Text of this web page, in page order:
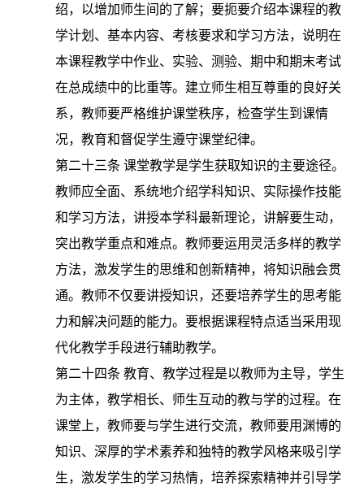
绍，以增加师生间的了解；要扼要介绍本课程的教
学计划、基本内容、考核要求和学习方法，说明在
本课程教学中作业、实验、测验、期中和期末考试
在总成绩中的比重等。建立师生相互尊重的良好关
系，教师要严格维护课堂秩序，检查学生到课情
况，教育和督促学生遵守课堂纪律。
第二十三条 课堂教学是学生获取知识的主要途径。
教师应全面、系统地介绍学科知识、实际操作技能
和学习方法，讲授本学科最新理论，讲解要生动，
突出教学重点和难点。教师要运用灵活多样的教学
方法，激发学生的思维和创新精神，将知识融会贯
通。教师不仅要讲授知识，还要培养学生的思考能
力和解决问题的能力。要根据课程特点适当采用现
代化教学手段进行辅助教学。
第二十四条 教育、教学过程是以教师为主导，学生
为主体，教学相长、师生互动的教与学的过程。在
课堂上，教师要与学生进行交流，教师要用渊博的
知识、深厚的学术素养和独特的教学风格来吸引学
生，激发学生的学习热情，培养探索精神并引导学